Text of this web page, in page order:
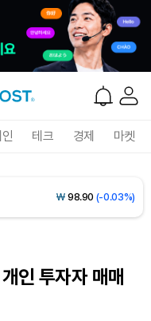
테크 경제 마켓
1,473(-1.40%)
104,516(-0.32%)
(0.00%)
92,229,540 (-0.05%)
인 투자자 매매